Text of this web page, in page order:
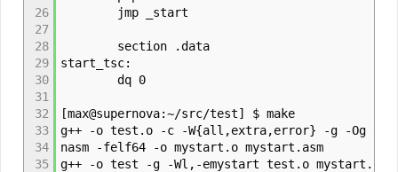
26
27
28
29
30
31
32
33
34
35
jmp _start
section .data
start_tsc:
dq 0
[max@supernova:~/src/test] $ make
g++ -o test.o -c -W{all,extra,error} -g -Og
nasm -felf64 -o mystart.o mystart.asm
g++ -o test -g -Wl,-emystart test.o mystart.o